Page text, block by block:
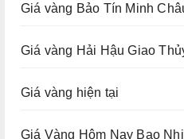
Giá vàng Bảo Tín Minh
Giá vàng Hải Hậu Giao
Giá vàng hiện tại
Giá Vàng Hôm Nay Bao